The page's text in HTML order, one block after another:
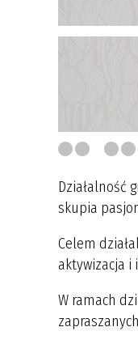
Działalność
skupia
Celem
aktywizacja i
W ramach